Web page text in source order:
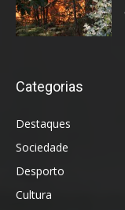
Categorias
Destaques
Sociedade
Desporto
Cultura